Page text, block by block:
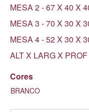
MESA 2 - 67 X 40 X
MESA 3 - 70 X 30 X
MESA 4 - 52 X 30 X
ALT X LARG X PROF
Cores
BRANCO